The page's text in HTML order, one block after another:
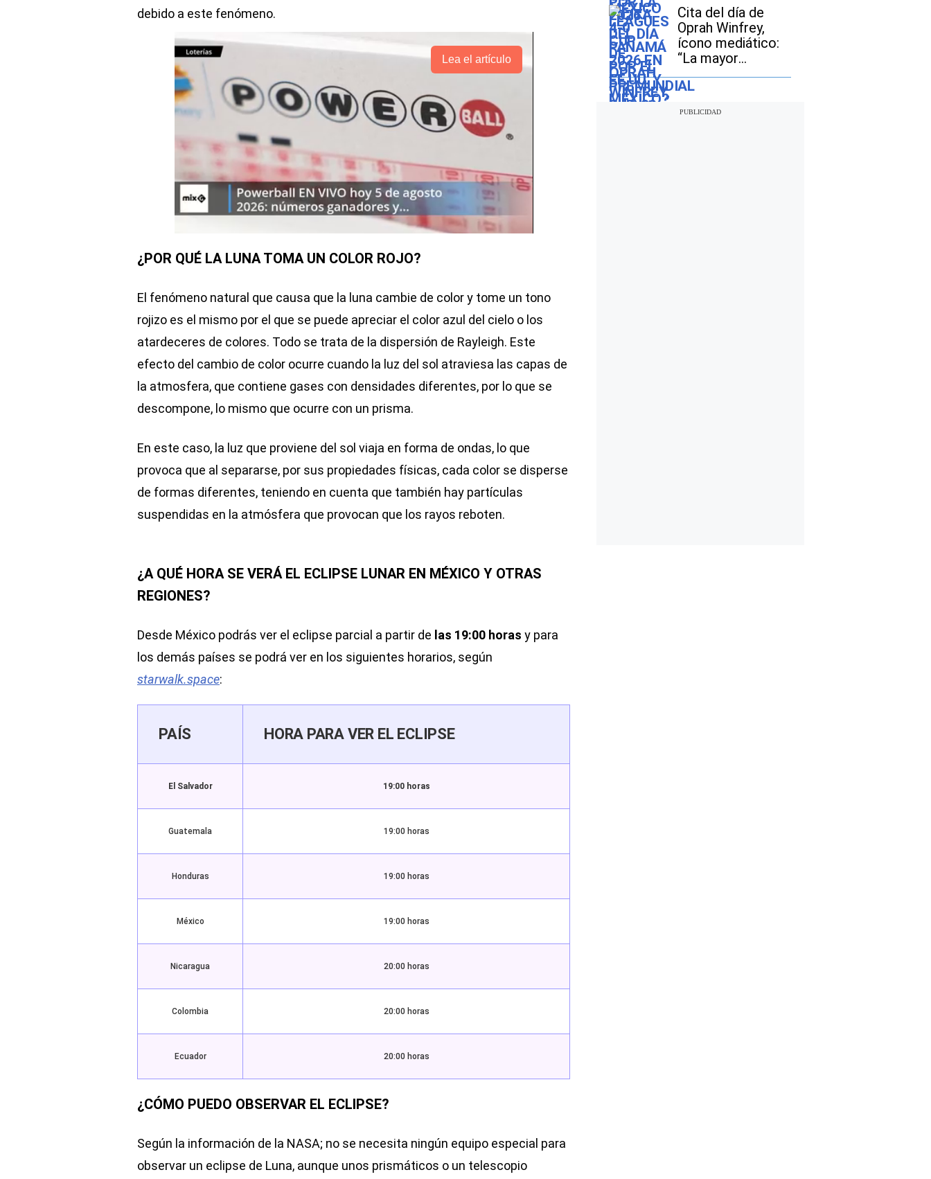
debido a este fenómeno.
Lea el artículo
¿POR QUÉ LA LUNA TOMA UN COLOR ROJO?
El fenómeno natural que causa que la luna cambie de color y tome un tono
rojizo es el mismo por el que se puede apreciar el color azul del cielo o los
atardeceres de colores. Todo se trata de la dispersión de Rayleigh. Este
efecto del cambio de color ocurre cuando la luz del sol atraviesa las capas de
la atmosfera, que contiene gases con densidades diferentes, por lo que se
descompone, lo mismo que ocurre con un prisma.
En este caso, la luz que proviene del sol viaja en forma de ondas, lo que
provoca que al separarse, por sus propiedades físicas, cada color se disperse
de formas diferentes, teniendo en cuenta que también hay partículas
suspendidas en la atmósfera que provocan que los rayos reboten.
¿A QUÉ HORA SE VERÁ EL ECLIPSE LUNAR EN MÉXICO Y OTRAS
REGIONES?
Desde México podrás ver el eclipse parcial a partir de las 19:00 horas y para
los demás países se podrá ver en los siguientes horarios, según
starwalk.space:
PAÍS HORA PARA VER EL ECLIPSE
El Salvador 19:00 horas
Guatemala 19:00 horas
Honduras 19:00 horas
México 19:00 horas
Nicaragua 20:00 horas
Colombia 20:00 horas
Ecuador 20:00 horas
¿CÓMO PUEDO OBSERVAR EL ECLIPSE?
Según la información de la NASA; no se necesita ningún equipo especial para
observar un eclipse de Luna, aunque unos prismáticos o un telescopio
Cita del día de
Oprah Winfrey,
ícono mediático:
“La mayor
aventura que
puedes
la vida de tus